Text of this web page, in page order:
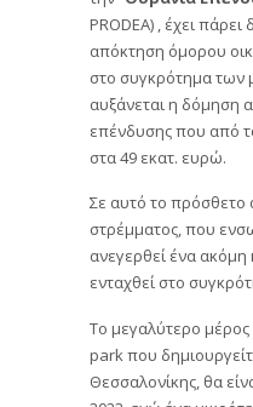
PRODEA) , έχει πάρει
απόκτηση όμορου
στο συγκρότημα των
αυξάνεται η δόμηση
επένδυσης που από
στα 49 εκατ. ευρώ.
Σε αυτό το πρόσθετο
στρέμματος, που
ανεγερθεί ένα ακόμη
ενταχθεί στο
To μεγαλύτερο
park που
Θεσσαλονίκης, θα